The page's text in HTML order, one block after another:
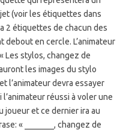
(voir les étiquettes dans
2 étiquettes de chacun des
en cercle. L’animateur
Les stylos, changez de
les images du stylo
l’animateur devra essayer
l’animateur réussi à voler une
joueur et ce dernier ira au
« _______, changez de